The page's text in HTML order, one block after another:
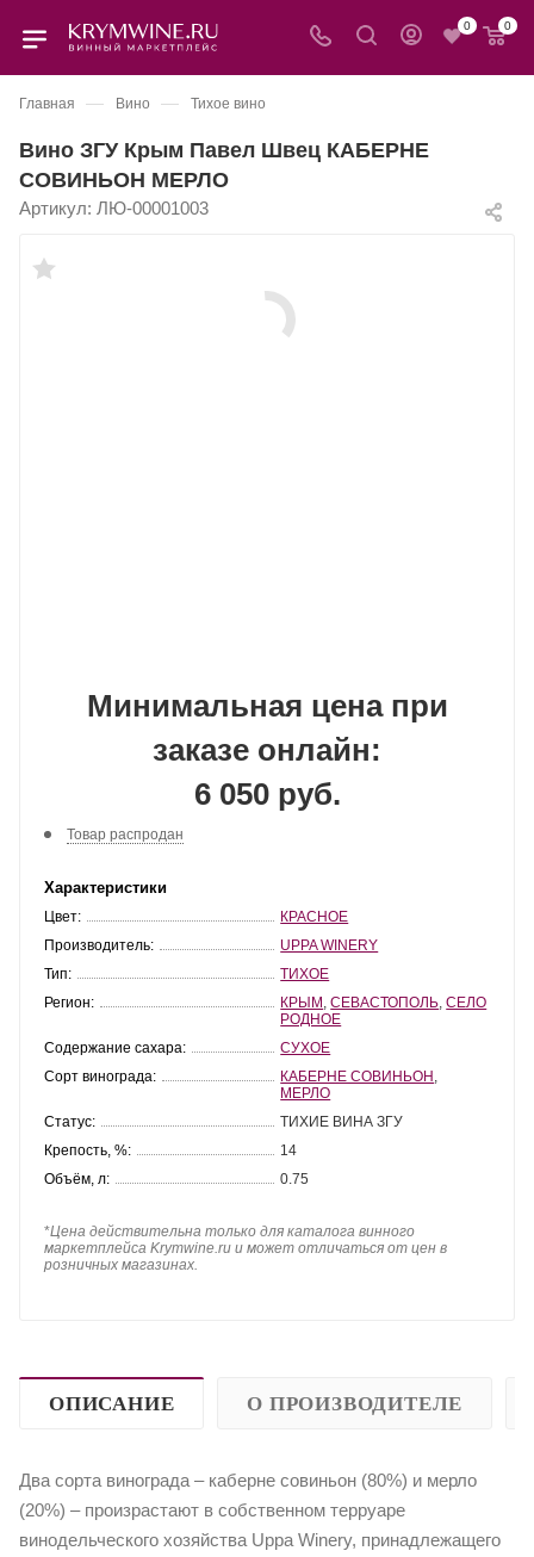
0 0
Главная — Вино — Тихое вино
Вино ЗГУ Крым Павел Швец КАБЕРНЕ
СОВИНЬОН МЕРЛО
Артикул: ЛЮ-00001003
Минимальная цена при
заказе онлайн:
6 050 руб.
Товар распродан
Характеристики
Цвет:
КРАСНОЕ
Производитель:
UPPA WINERY
Тип:
ТИХОЕ
Регион:
КРЫМ ,СЕВАСТОПОЛЬ ,СЕЛО
РОДНОЕ
Содержание сахара:
СУХОЕ
Сорт винограда:
КАБЕРНЕ СОВИНЬОН
МЕРЛО
Статус:
ТИХИЕ ВИНА ЗГУ
Крепость, %:
14
Объём, л:
0.75
*Цена действительна только для каталога винного
маркетплейса Krymwine.ru и может отличаться от цен в
розничных магазинах.
ОПИСАНИЕ О ПРОИЗВОДИТЕЛЕ
Два сорта винограда – каберне совиньон (80%) и мерло
(20%) – произрастают в собственном терруаре
винодельческого хозяйства Uppa Winery, принадлежащего